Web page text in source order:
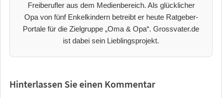
Freiberufler aus dem Medienbereich. Als glücklicher
Opa von fünf Enkelkindern betreibt er heute Ratgeber-
Portale für die Zielgruppe „Oma & Opa“. Grossvater.de
ist dabei sein Lieblingsprojekt.
Hinterlassen Sie einen Kommentar